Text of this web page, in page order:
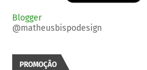
Blogger
@matheusbispodesign
PROMOÇÃO